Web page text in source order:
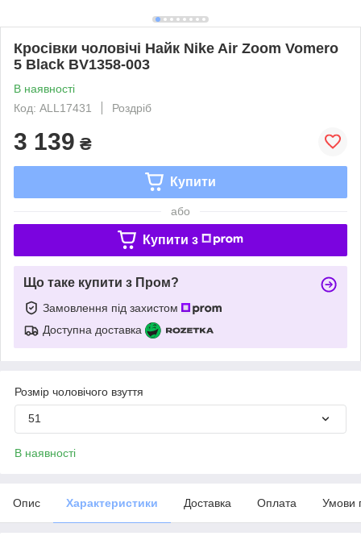
Кросівки чоловічі Найк Nike Air Zoom Vomero
5 Black BV1358-003
В наявності
Код: ALL17431
Роздріб
3 139 ₴
Купити
або
Купити з
Що таке купити з Пром?
Замовлення під захистом
Доступна доставка
Розмір чоловічого взуття
51
В наявності
Опис Характеристики Доставка Оплата Умови